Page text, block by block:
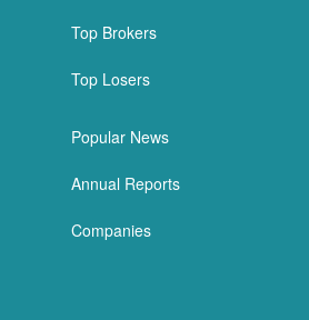
Top Brokers
Top Losers
Popular News
Annual Reports
Companies